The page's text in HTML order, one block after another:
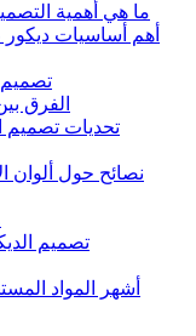
ما هي أهمية
أهم أساسيات
تصميم
الفرق
تحديات تصميم
نصائح حول ألوان
تصميم
أشهر المواد